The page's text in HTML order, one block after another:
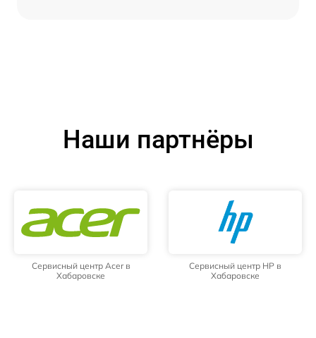
Наши партнёры
Сервисный центр Acer в
Хабаровске
Сервисный центр HP в
Хабаровске